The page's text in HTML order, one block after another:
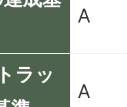
A
ラッ
A